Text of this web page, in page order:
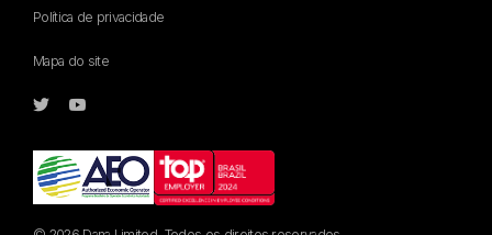
Política de privacidade
Mapa do site